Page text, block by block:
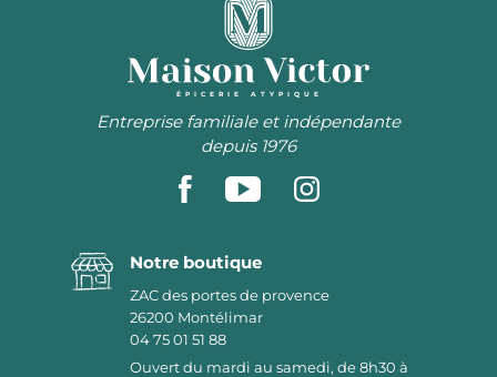
ÉPICERIE ATYPIQUE
Entreprise familiale et indépendante
depuis 1976
Notre boutique
ZAC des portes de provence
26200 Montélimar
04 75 01 51 88
Ouvert du mardi au samedi, de 8h30 à